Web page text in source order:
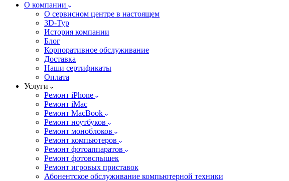
О компании
О сервисном центре в настоящем
3D-Тур
История компании
Блог
Корпоративное обслуживание
Доставка
Наши сертификаты
Оплата
Услуги
Ремонт iPhone
Ремонт iMac
Ремонт MacBook
Ремонт ноутбуков
Ремонт моноблоков
Ремонт компьютеров
Ремонт фотоаппаратов
Ремонт фотовспышек
Ремонт игровых приставок
Абонентское обслуживание компьютерной техники